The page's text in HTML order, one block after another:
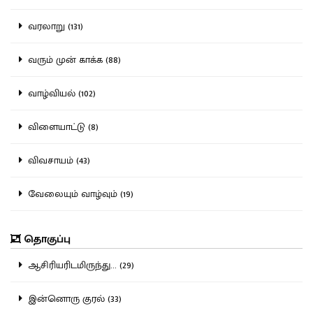
வரலாறு (131)
வரும் முன் காக்க (88)
வாழ்வியல் (102)
விளையாட்டு (8)
விவசாயம் (43)
வேலையும் வாழ்வும் (19)
தொகுப்பு
ஆசிரியரிடமிருந்து... (29)
இன்னொரு குரல் (33)